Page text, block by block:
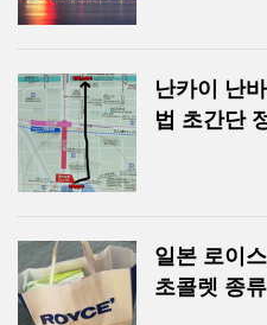
난카이 난
법 초간단
일본 로이
초콜렛 종류